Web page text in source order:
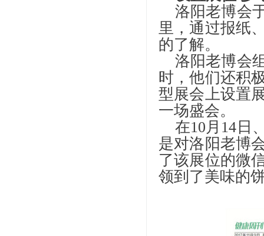
洛阳老博会
里，通过报纸
的了解。
洛阳老博会
时，他们还积
型展会上设置
一场盛会。
在10月14日
是对洛阳老博
了该展位的微
领到了美味的